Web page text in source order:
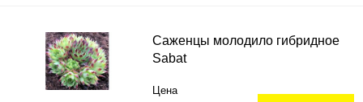
Саженцы молодило гибридное
Sabat
Цена